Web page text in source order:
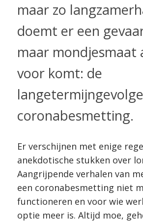
maar zo
doemt er een
maar mondjesmaat
voor komt: de
coronabesmetting.
Er verschijnen met enige
anekdotische stukken over
Aangrijpende verhalen van
een coronabesmetting niet
functioneren en voor wie
optie meer is. Altijd moe,